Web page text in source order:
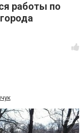
работы по